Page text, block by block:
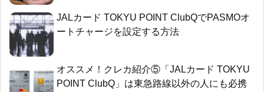
JALカード TOKYU POINT ClubQでPASMOオ
ートチャージを設定する方法
オススメ！クレカ紹介⑤「JALカード TOKYU
POINT ClubQ」は東急路線以外の人にも必携